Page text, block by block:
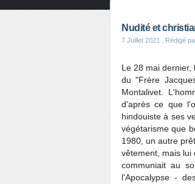
Nudité et
7 Juillet 2021 , Rédigé
Le 28 mai
du "Frère
Montalivet.
d'après ce que
hindouiste à ses
végétarisme que
1980, un autre
vêtement, mais lui
communiait au
l'Apocalypse -